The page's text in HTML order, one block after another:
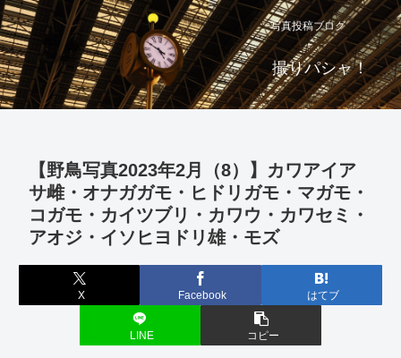
写真投稿ブログ
撮りパシャ！
【野鳥写真2023年2月（8）】カワアイア
サ雌・オナガガモ・ヒドリガモ・マガモ・
コガモ・カイツブリ・カワウ・カワセミ・
アオジ・イソヒヨドリ雄・モズ
X Facebook はてブ
LINE コピー